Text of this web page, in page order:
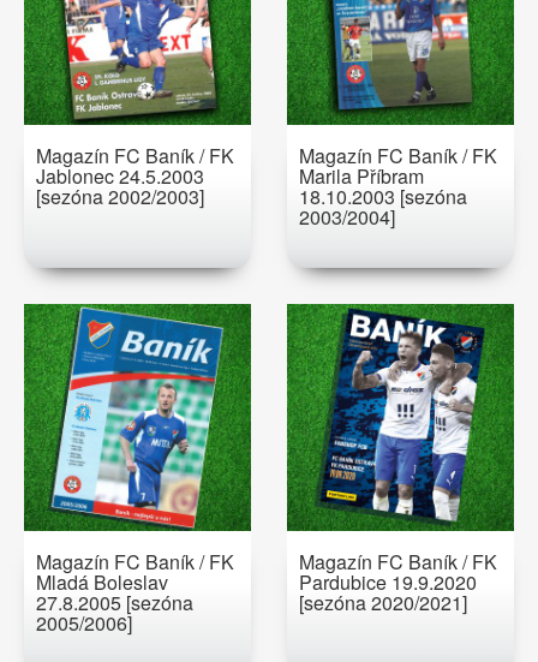
Magazín FC Baník / FK
Jablonec 24.5.2003
[sezóna 2002/2003]
Magazín FC Baník / FK
Marila Příbram
18.10.2003 [sezóna
2003/2004]
Magazín FC Baník / FK
Mladá Boleslav
27.8.2005 [sezóna
2005/2006]
Magazín FC Baník / FK
Pardubice 19.9.2020
[sezóna 2020/2021]